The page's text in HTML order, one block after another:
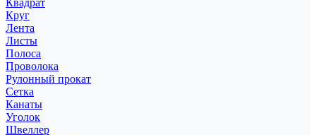
Квадрат
Круг
Лента
Листы
Полоса
Проволока
Рулонный прокат
Сетка
Канаты
Уголок
Швеллер